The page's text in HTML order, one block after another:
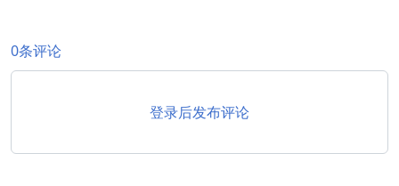
0条评论
登录后发布评论